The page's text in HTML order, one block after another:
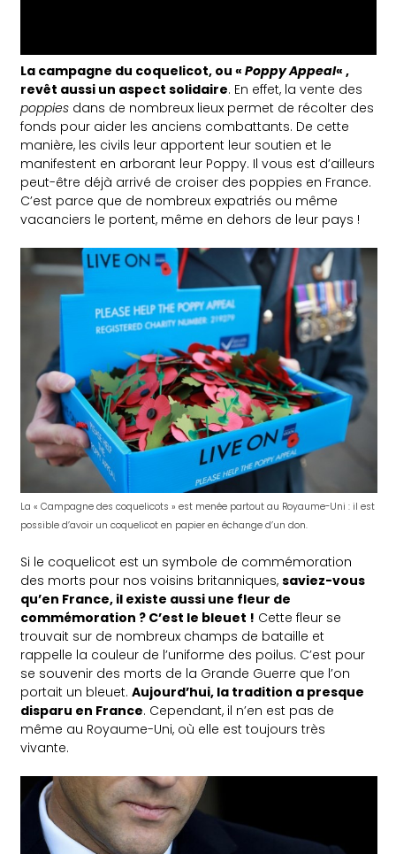
La campagne du coquelicot, ou «Poppy Appeal« ,
revêt aussi un aspect solidaire. En effet, la vente des
poppies dans de nombreux lieux permet de récolter des
fonds pour aider les anciens combattants. De cette
manière, les civils leur apportent leur soutien et le
manifestent en arborant leur Poppy. Il vous est d’ailleurs
peut-être déjà arrivé de croiser des poppies en France.
C’est parce que de nombreux expatriés ou même
vacanciers le portent, même en dehors de leur pays !
La « Campagne des coquelicots » est menée partout au Royaume-Uni : il est
possible d’avoir un coquelicot en papier en échange d’un don.
Si le coquelicot est un symbole de commémoration
des morts pour nos voisins britanniques,saviez-vous
qu’en France, il existe aussi une fleur de
commémoration ? C’est le bleuet ! Cette fleur se
trouvait sur de nombreux champs de bataille et
rappelle la couleur de l’uniforme des poilus. C’est pour
se souvenir des morts de la Grande Guerre que l’on
portait un bleuet.Aujourd’hui, la tradition a presque
disparu en France. Cependant, il n’en est pas de
même au Royaume-Uni, où elle est toujours très
vivante.